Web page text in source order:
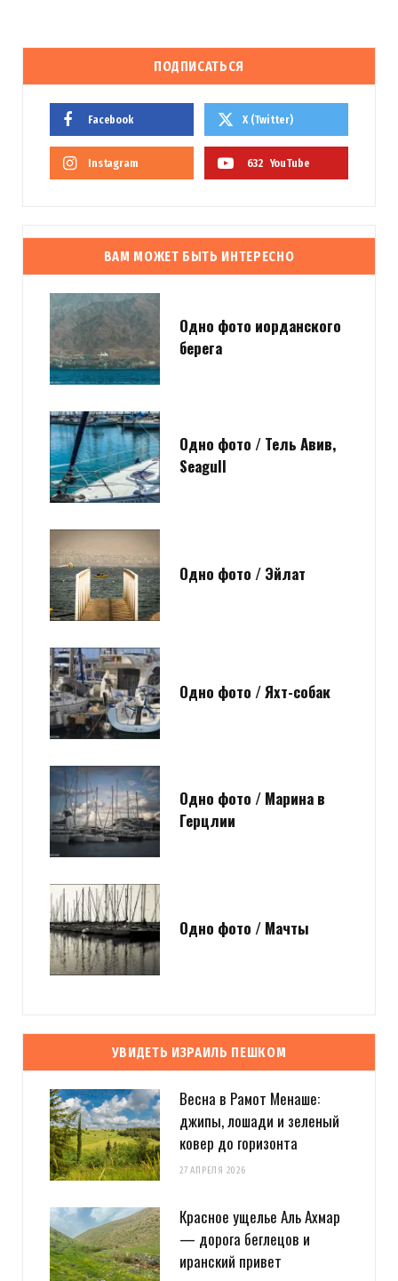
ПОДПИСАТЬСЯ
Facebook X (Twitter)
Instagram 632 YouTube
ВАМ МОЖЕТ БЫТЬ ИНТЕРЕСНО
Одно фото иорданского
берега
Одно фото / Тель Авив,
Seagull
Одно фото / Эйлат
Одно фото / Яхт-собак
Одно фото / Марина в
Герцлии
Одно фото / Мачты
УВИДЕТЬ ИЗРАИЛЬ ПЕШКОМ
Весна в Рамот Менаше:
джипы, лошади и зеленый
ковер до горизонта
27 АПРЕЛЯ 2026
Красное ущелье Аль Ахмар
— дорога беглецов и
иранский привет